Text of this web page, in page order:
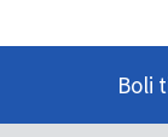
Boli